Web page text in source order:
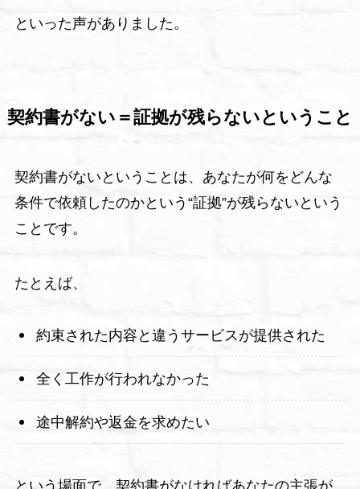
といった声がありました。
契約書がない＝証拠が残らないということ
契約書がないということは、あなたが何をどんな
条件で依頼したのかという“証拠”が残らないという
ことです。
たとえば、
約束された内容と違うサービスが提供された
全く工作が行われなかった
途中解約や返金を求めたい
という場面で、契約書がなければあなたの主張が